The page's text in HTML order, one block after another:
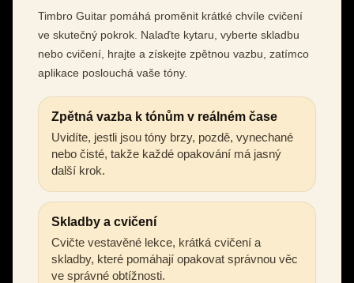
Timbro Guitar pomáhá proměnit krátké chvíle cvičení
ve skutečný pokrok. Nalaďte kytaru, vyberte skladbu
nebo cvičení, hrajte a získejte zpětnou vazbu, zatímco
aplikace poslouchá vaše tóny.
Zpětná vazba k tónům v reálném čase
Uvidíte, jestli jsou tóny brzy, pozdě, vynechané
nebo čisté, takže každé opakování má jasný
další krok.
Skladby a cvičení
Cvičte vestavěné lekce, krátká cvičení a
skladby, které pomáhají opakovat správnou věc
ve správné obtížnosti.